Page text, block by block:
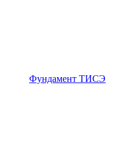
Фундамент ТИСЭ